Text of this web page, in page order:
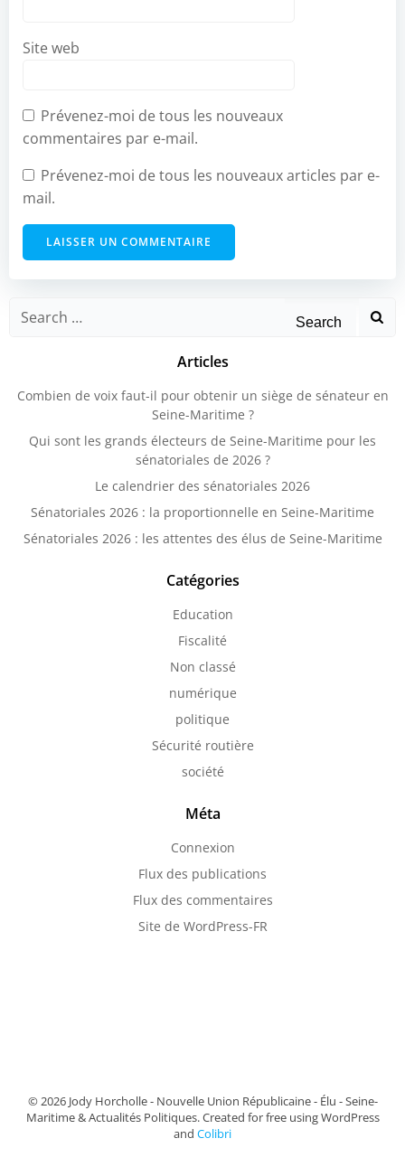
Site web
Prévenez-moi de tous les nouveaux
commentaires par e-mail.
Prévenez-moi de tous les nouveaux articles par e-
mail.
for:
Articles
Combien de voix faut-il pour obtenir un siège de sénateur en
Seine-Maritime ?
Qui sont les grands électeurs de Seine-Maritime pour les
sénatoriales de 2026 ?
Le calendrier des sénatoriales 2026
Sénatoriales 2026 : la proportionnelle en Seine-Maritime
Sénatoriales 2026 : les attentes des élus de Seine-Maritime
Catégories
Education
Fiscalité
Non classé
numérique
politique
Sécurité routière
société
Méta
Connexion
Flux des publications
Flux des commentaires
Site de WordPress-FR
© 2026 Jody Horcholle - Nouvelle Union Républicaine - Élu - Seine-
Maritime & Actualités Politiques. Created for free using WordPress
and Colibri